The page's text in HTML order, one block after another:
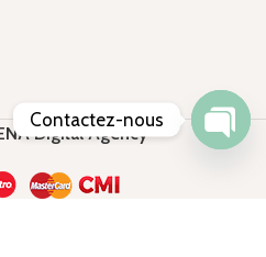
Digital Agency
Contactez-nous